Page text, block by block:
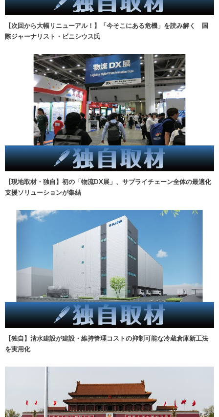
【次回から大幅リニューアル！】「今そこにある危機」を読み解く 国
際ジャーナリスト・ビニシウス氏
【現地取材・独自】初の「物流DX展」、サプライチェーン全体の最適化
支援ソリューションが集結
【独自】清水建設が建設・維持管理コストの抑制可能な冷蔵倉庫新工法
を実用化